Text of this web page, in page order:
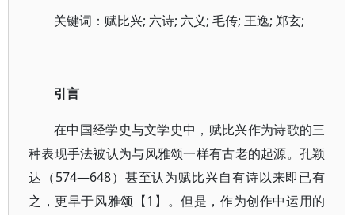
关键词：赋比兴; 六诗; 六义; 毛传; 王逸; 郑玄;
引言
在中国经学史与文学史中，赋比兴作为诗歌的三
种表现手法被认为与风雅颂一样有古老的起源。孔颖
达（574—648）甚至认为赋比兴自有诗以来即已有
之，更早于风雅颂【1】。但是，作为创作中运用的